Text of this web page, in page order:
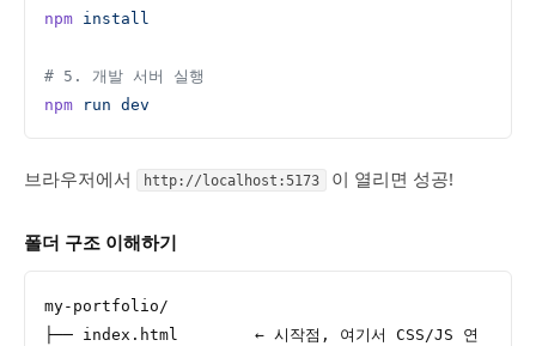
npm install
# 5. 개발 서버 실행
npm run dev
브라우저에서 http://localhost:5173 이 열리면 성공!
폴더 구조 이해하기
my-portfolio/
├── index.html        ← 시작점, 여기서 CSS/JS 연